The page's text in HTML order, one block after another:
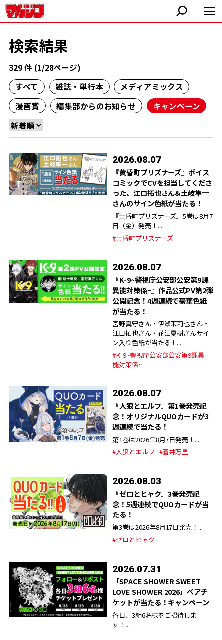
検索結果
329 件 (1/28ページ)
すべて
雑誌・単行本
メディアミックス
漫画賞
編集部からのお知らせ キャンペーン
2026.08.07
『黄昏町プリズナーズ』ボイス
コミックでCVを担当してくださ
った、江口拓也さん&土岐隼一
さんのサイン色紙が当たる！
『黄昏町プリズナーズ』5巻は8月7
日（金）発売！...
#黄昏町プリズナーズ
2026.08.07
『K-9~警視庁公安部公安第9課
異能対策係~』作品公式PV第2弾
公開記念！4週連続で豪華色紙
が当たる！
宮野真守さん・伊瀬茉莉也さん・
江口拓也さん・花江夏樹さんサイ
ン入り色紙が当たる！...
#K-9~警視庁公安部公安第9課異
能対策係~
2026.08.07
『人狼とエルフ』第1巻発売記
念！オリジナルQUOカードが3
週連続で当たる！
第1巻は2026年8月7日発売！...
#人狼とエルフ #蒼井万里
2026.08.03
『ゼロとヒャク』3巻発売記
念！5週連続でQUOカードが当
たる！
第3巻は2026年8月17日発売！...
#ゼロとヒャク
2026.07.31
「SPACE SHOWER SWEET
LOVE SHOWER 2026」ペアチ
ケットが当たる！キャンペーン
各日、3組6名様をご招待しま
す！...